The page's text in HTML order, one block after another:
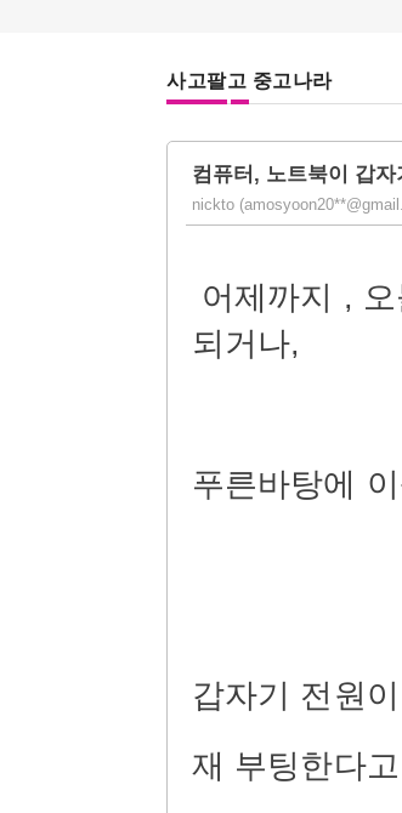
사고팔고 중고나라
컴퓨터, 노트북이 갑
nickto
어제 까지 ,
되거나,
푸른바탕에
갑자기 전원이
재 부팅한다고